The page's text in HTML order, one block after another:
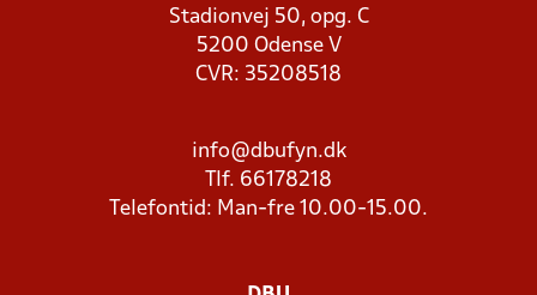
Stadionvej 50, opg. C
5200 Odense V
CVR: 35208518
info@dbufyn.dk
Tlf. 66178218
Telefontid: Man-fre 10.00-15.00.